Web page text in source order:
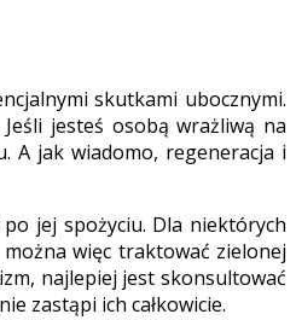
skutkami ubocznymi.
jesteś osobą wrażliwą na
A jak wiadomo, regeneracja i
jej spożyciu. Dla niektórych
więc traktować zielonej
najlepiej jest skonsultować
zastąpi ich całkowicie.